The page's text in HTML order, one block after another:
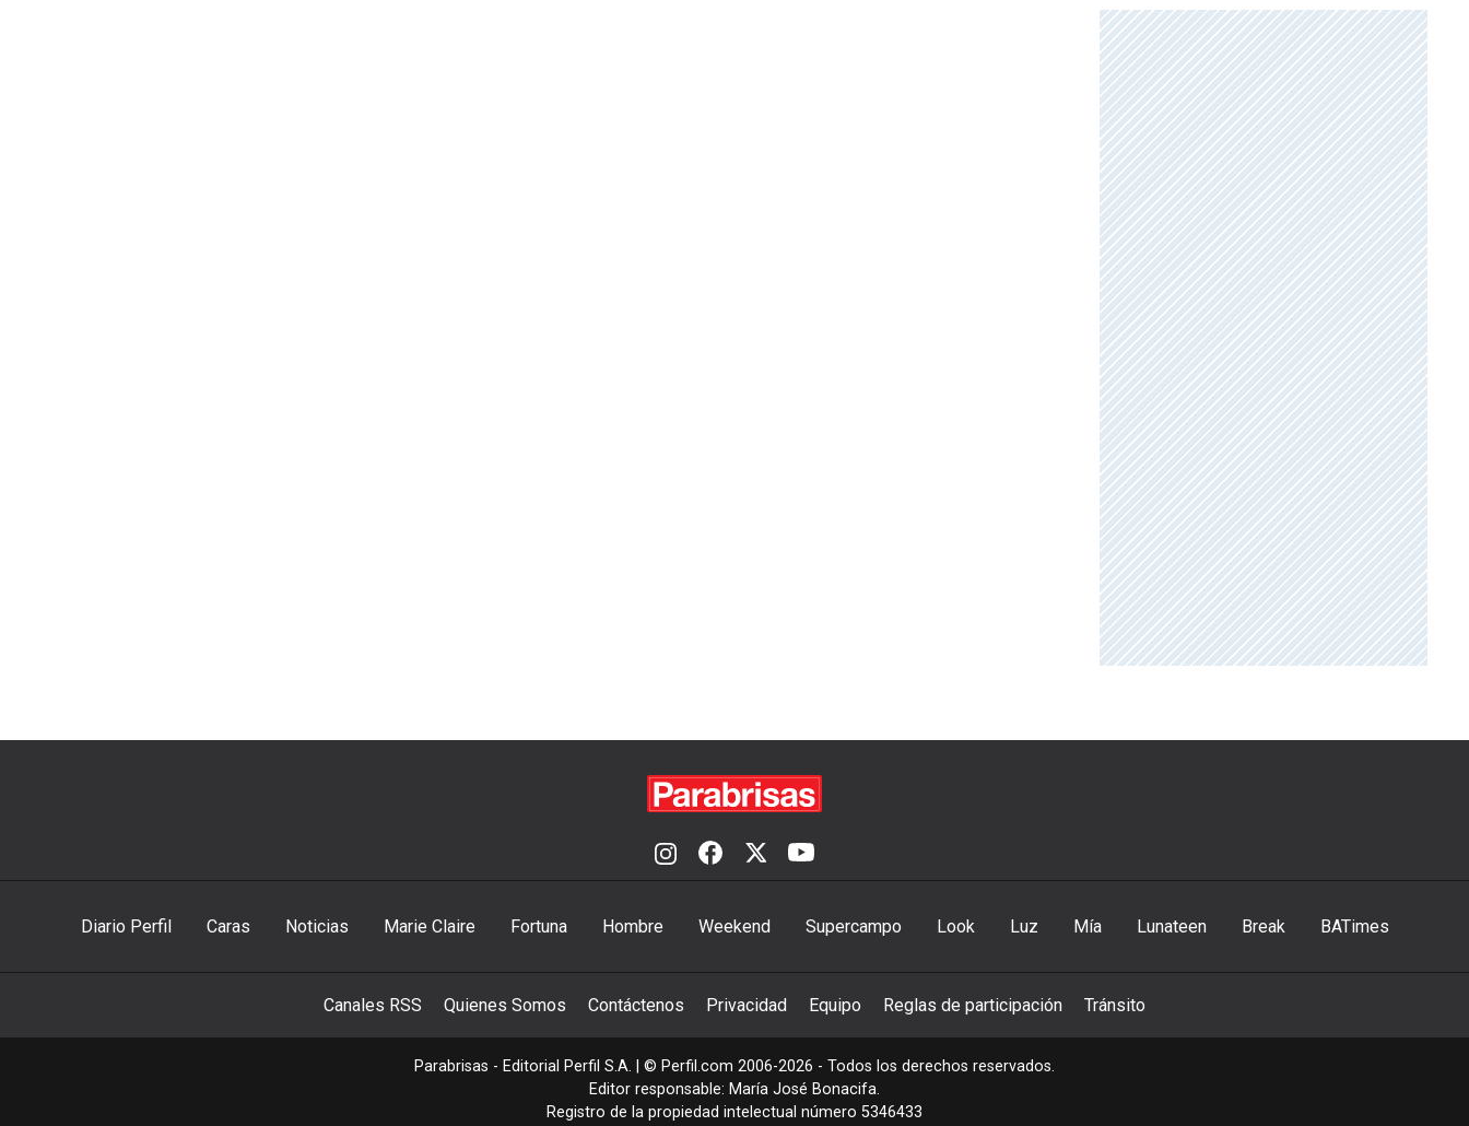
Diario Perfil Caras Noticias Marie Claire Fortuna Hombre Weekend Supercampo Look Luz Mía Lunateen Break BATimes
Canales RSS Quienes Somos Contáctenos Privacidad Equipo Reglas de participación Tránsito
Parabrisas - Editorial Perfil S.A. | © Perfil.com 2006-2026 - Todos los derechos reservados.
Editor responsable: María José Bonacifa.
Registro de la propiedad intelectual número 5346433